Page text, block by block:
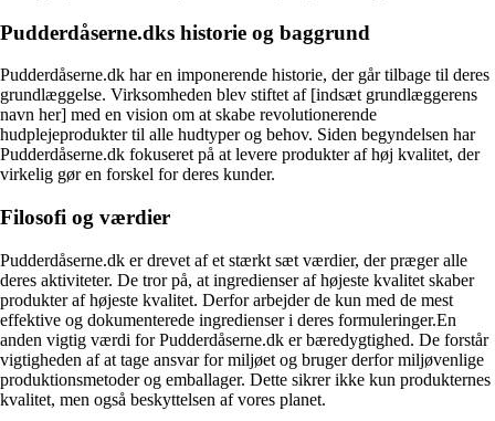
Pudderdåserne.dks historie og baggrund
Pudderdåserne.dk har en imponerende historie, der går tilbage til deres
grundlæggelse. Virksomheden blev stiftet af [indsæt grundlæggerens
navn her] med en vision om at skabe revolutionerende
hudplejeprodukter til alle hudtyper og behov. Siden begyndelsen har
Pudderdåserne.dk fokuseret på at levere produkter af høj kvalitet, der
virkelig gør en forskel for deres kunder.
Filosofi og værdier
Pudderdåserne.dk er drevet af et stærkt sæt værdier, der præger alle
deres aktiviteter. De tror på, at ingredienser af højeste kvalitet skaber
produkter af højeste kvalitet. Derfor arbejder de kun med de mest
effektive og dokumenterede ingredienser i deres formuleringer.En
anden vigtig værdi for Pudderdåserne.dk er bæredygtighed. De forstår
vigtigheden af at tage ansvar for miljøet og bruger derfor miljøvenlige
produktionsmetoder og emballager. Dette sikrer ikke kun produkternes
kvalitet, men også beskyttelsen af vores planet.